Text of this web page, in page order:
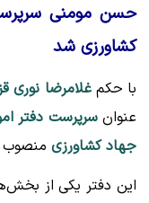
حسن مومنی
کشاورزی شد
با حکمغلامرضا نوری
عنوانسرپرست دفتر
جهاد کشاورزی
این دفتر یکی از